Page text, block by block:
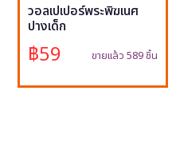
วอลเปเปอร์พระพิฆเนศ
ปางเด็ก
฿59 ขายแล้ว 589 ชิ้น